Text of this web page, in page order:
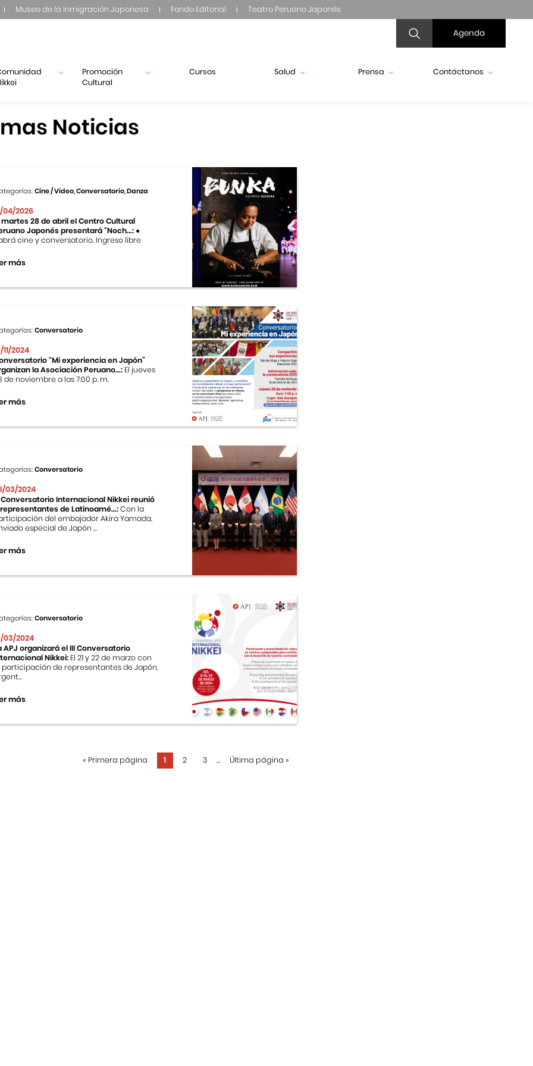
Museo de la Inmigración Japonesa Fondo Editorial Teatro Peruano Japonés
Agenda
Promoción
Cultural
Cursos Salud Prensa Contáctanos
Noticias
Cine / Video, Conversatorio, Danza
04/2026
martes 28 de abril el Centro Cultural
Japonés presentará “Noch...: ●
cine y conversatorio. Ingreso libre
más
Conversatorio
11/2024
“Mi experiencia en Japón”
la Asociación Peruano...: El jueves
de noviembre a las 7:00 p. m.
más
Conversatorio
03/2024
Conversatorio Internacional Nikkei reunió
de Latinoamé...:Con la
del embajador Akira Yamada,
especial de Japón ...
más
Conversatorio
03/2024
APJ organizará el III Conversatorio
Nikkei: El 21 y 22 de marzo con
participación de representantes de Japón,
más
« Primera página 1 2 3 ... Última página »